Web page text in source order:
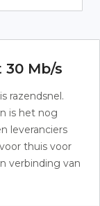
Mb/s
razendsnel.
is het nog
leveranciers
thuis voor
verbinding van